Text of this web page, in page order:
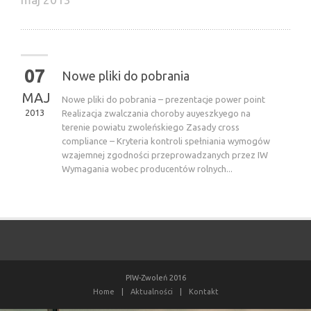
07
MAJ
2013
Nowe pliki do pobrania
Nowe pliki do pobrania – prezentacje power point
Realizacja zwalczania choroby auyeszkyego na
terenie powiatu zwoleńskiego Zasady cross
compliance – Kryteria kontroli spełniania wymogów
wzajemnej zgodności przeprowadzanych przez IW
Wymagania wobec producentów rolnych...
PIW-Zwoleń 2016
Home
Aktualności Kontakt